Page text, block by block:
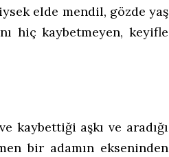
elde mendil, gözde yaş
hiç kaybetmeyen, keyifle
kaybettiği aşkı ve aradığı
bir adamın ekseninden